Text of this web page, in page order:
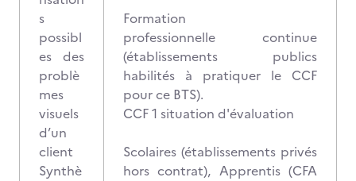
s
possibl
es des
problè
mes
visuels
d’un
client
Synthè
Formation
professionnelle continue
(établissements publics
habilités à pratiquer le CCF
pour ce BTS).
CCF 1 situation d'évaluation
Scolaires (établissements privés
hors contrat), Apprentis (CFA